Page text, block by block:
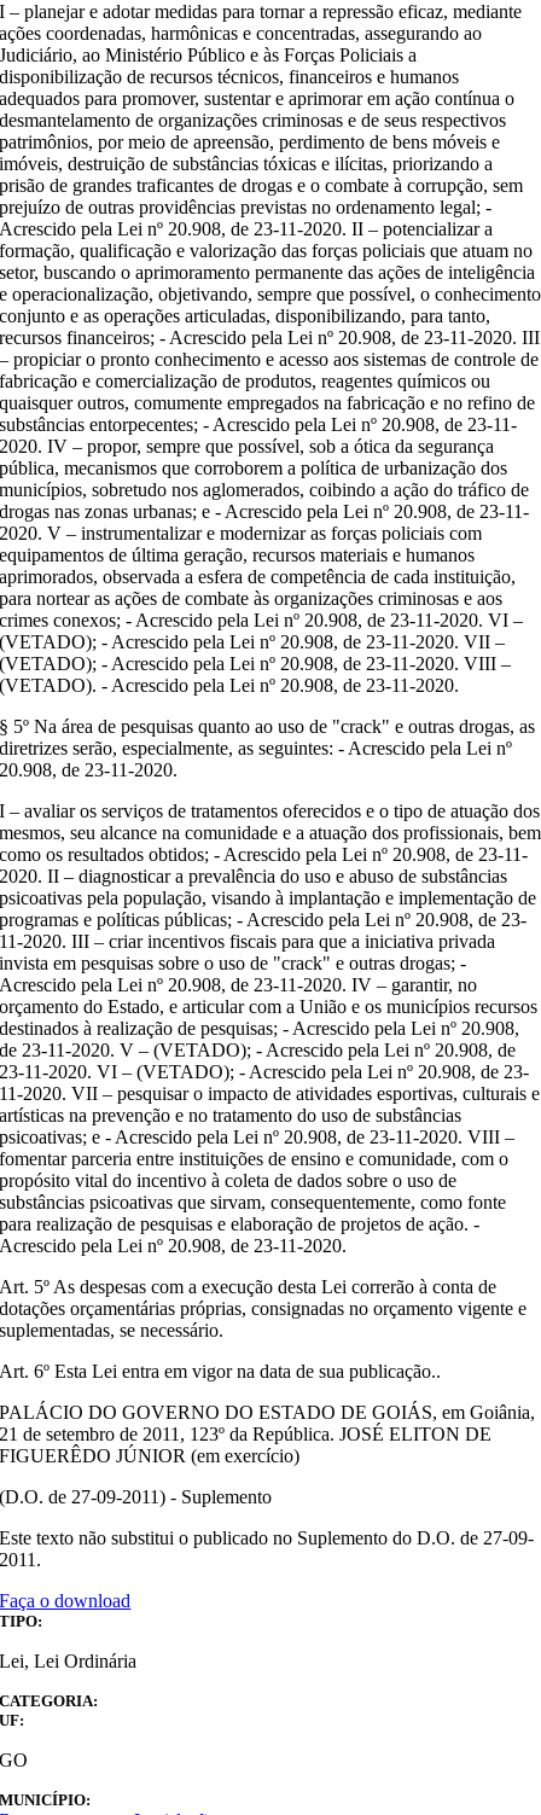
I – planejar e adotar medidas para tornar a repressão eficaz, mediante
ações coordenadas, harmônicas e concentradas, assegurando ao
Judiciário, ao Ministério Público e às Forças Policiais a
disponibilização de recursos técnicos, financeiros e humanos
adequados para promover, sustentar e aprimorar em ação contínua o
desmantelamento de organizações criminosas e de seus respectivos
patrimônios, por meio de apreensão, perdimento de bens móveis e
imóveis, destruição de substâncias tóxicas e ilícitas, priorizando a
prisão de grandes traficantes de drogas e o combate à corrupção, sem
prejuízo de outras providências previstas no ordenamento legal; -
Acrescido pela Lei nº 20.908, de 23-11-2020. II – potencializar a
formação, qualificação e valorização das forças policiais que atuam no
setor, buscando o aprimoramento permanente das ações de inteligência
e operacionalização, objetivando, sempre que possível, o conhecimento
conjunto e as operações articuladas, disponibilizando, para tanto,
recursos financeiros; - Acrescido pela Lei nº 20.908, de 23-11-2020. III
– propiciar o pronto conhecimento e acesso aos sistemas de controle de
fabricação e comercialização de produtos, reagentes químicos ou
quaisquer outros, comumente empregados na fabricação e no refino de
substâncias entorpecentes; - Acrescido pela Lei nº 20.908, de 23-11-
2020. IV – propor, sempre que possível, sob a ótica da segurança
pública, mecanismos que corroborem a política de urbanização dos
municípios, sobretudo nos aglomerados, coibindo a ação do tráfico de
drogas nas zonas urbanas; e - Acrescido pela Lei nº 20.908, de 23-11-
2020. V – instrumentalizar e modernizar as forças policiais com
equipamentos de última geração, recursos materiais e humanos
aprimorados, observada a esfera de competência de cada instituição,
para nortear as ações de combate às organizações criminosas e aos
crimes conexos; - Acrescido pela Lei nº 20.908, de 23-11-2020. VI –
(VETADO); - Acrescido pela Lei nº 20.908, de 23-11-2020. VII –
(VETADO); - Acrescido pela Lei nº 20.908, de 23-11-2020. VIII –
(VETADO). - Acrescido pela Lei nº 20.908, de 23-11-2020.
§ 5º Na área de pesquisas quanto ao uso de "crack" e outras drogas, as
diretrizes serão, especialmente, as seguintes: - Acrescido pela Lei nº
20.908, de 23-11-2020.
I – avaliar os serviços de tratamentos oferecidos e o tipo de atuação dos
mesmos, seu alcance na comunidade e a atuação dos profissionais, bem
como os resultados obtidos; - Acrescido pela Lei nº 20.908, de 23-11-
2020. II – diagnosticar a prevalência do uso e abuso de substâncias
psicoativas pela população, visando à implantação e implementação de
programas e políticas públicas; - Acrescido pela Lei nº 20.908, de 23-
11-2020. III – criar incentivos fiscais para que a iniciativa privada
invista em pesquisas sobre o uso de "crack" e outras drogas; -
Acrescido pela Lei nº 20.908, de 23-11-2020. IV – garantir, no
orçamento do Estado, e articular com a União e os municípios recursos
destinados à realização de pesquisas; - Acrescido pela Lei nº 20.908,
de 23-11-2020. V – (VETADO); - Acrescido pela Lei nº 20.908, de
23-11-2020. VI – (VETADO); - Acrescido pela Lei nº 20.908, de 23-
11-2020. VII – pesquisar o impacto de atividades esportivas, culturais e
artísticas na prevenção e no tratamento do uso de substâncias
psicoativas; e - Acrescido pela Lei nº 20.908, de 23-11-2020. VIII –
fomentar parceria entre instituições de ensino e comunidade, com o
propósito vital do incentivo à coleta de dados sobre o uso de
substâncias psicoativas que sirvam, consequentemente, como fonte
para realização de pesquisas e elaboração de projetos de ação. -
Acrescido pela Lei nº 20.908, de 23-11-2020.
Art. 5º As despesas com a execução desta Lei correrão à conta de
dotações orçamentárias próprias, consignadas no orçamento vigente e
suplementadas, se necessário.
Art. 6º Esta Lei entra em vigor na data de sua publicação..
PALÁCIO DO GOVERNO DO ESTADO DE GOIÁS, em Goiânia,
21 de setembro de 2011, 123º da República. JOSÉ ELITON DE
FIGUERÊDO JÚNIOR (em exercício)
(D.O. de 27-09-2011) - Suplemento
Este texto não substitui o publicado no Suplemento do D.O. de 27-09-
2011.
Faça o download
TIPO:
Lei, Lei Ordinária
CATEGORIA:
UF:
GO
MUNICÍPIO: